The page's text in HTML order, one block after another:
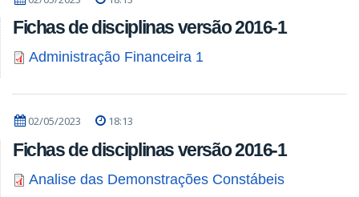
Fichas de disciplinas versão 2016-1
Administração Financeira 1
02/05/2023 18:13
Fichas de disciplinas versão 2016-1
Analise das Demonstrações Constábeis